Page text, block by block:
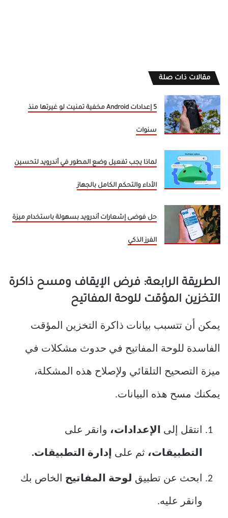
مقالات ذات صلة
5 إعدادات Android مخفية تمنيت لو غيرتها منذ
سنوات
لماذا يجب تفعيل وضع المطور في أندرويد لتحسين
الأداء والتحكم الكامل بالجهاز
حل فوضى إشعارات أندرويد بسهولة باستخدام ميزة
الفرز الذكي
الطريقة الرابعة: فرض الإيقاف ومسح ذاكرة
التخزين المؤقت للوحة المفاتيح
يمكن أن تتسبب بيانات ذاكرة التخزين المؤقت
الفاسدة للوحة المفاتيح في حدوث مشكلات في
ميزة التصحيح التلقائي ولإصلاح هذه المشكلة،
يمكنك مسح هذه البيانات.
انتقل إلى الإعدادات، وانقر على
التطبيقات، ثم على إدارة التطبيقات.
ابحث عن تطبيق لوحة المفاتيح الخاص بك
وانقر عليه.